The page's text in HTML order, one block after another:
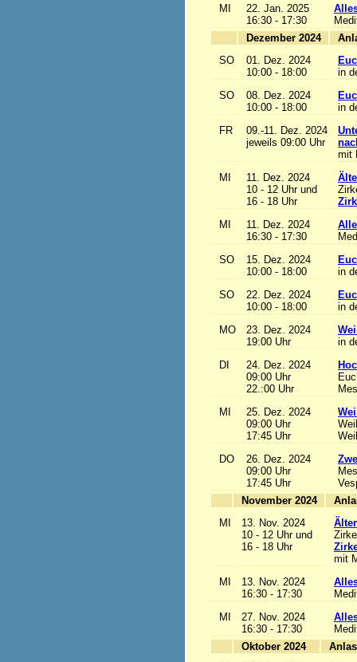
MI
22. Jan. 2025
16:30 - 17:30
Dezember 2024
SO
01. Dez. 2024
10:00 - 18:00
in
SO
08. Dez. 2024
10:00 - 18:00
in
FR
09.-11. Dez. 2024
jeweils 09:00 Uhr
mit
MI
11. Dez. 2024
10 - 12 Uhr und
16 - 18 Uhr
MI
11. Dez. 2024
16:30 - 17:30
SO
15. Dez. 2024
10:00 - 18:00
in
SO
22. Dez. 2024
10:00 - 18:00
in
MO
23. Dez. 2024
19:00 Uhr
in
DI
24. Dez. 2024
09:00 Uhr
22.:00 Uhr
MI
25. Dez. 2024
09:00 Uhr
17:45 Uhr
DO
26. Dez. 2024
09:00 Uhr
17:45 Uhr
November 2024
MI
13. Nov. 2024
10 - 12 Uhr und
16 - 18 Uhr
mit
MI
13. Nov. 2024
16:30 - 17:30
MI
27. Nov. 2024
16:30 - 17:30
Oktober 2024